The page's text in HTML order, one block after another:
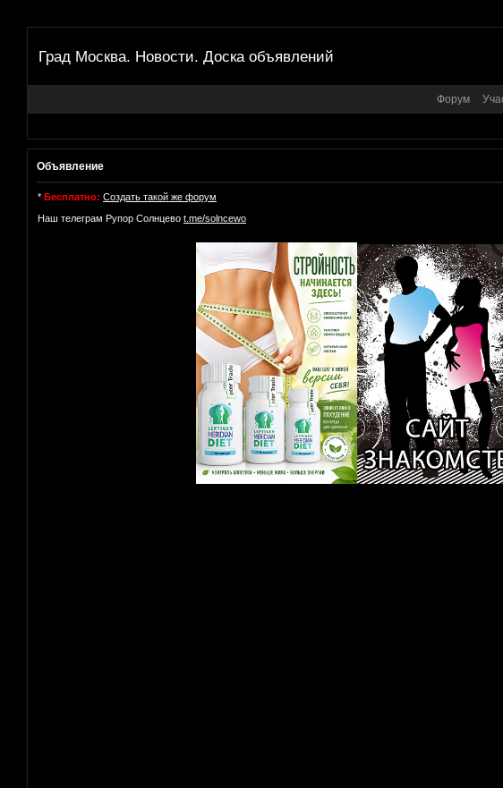
Град Москва. Новости. Доска объявлений
Форум
Объявление
* Бесплатно: Создать такой же форум
Наш телеграм Рупор Солнцево t.me/solncewo